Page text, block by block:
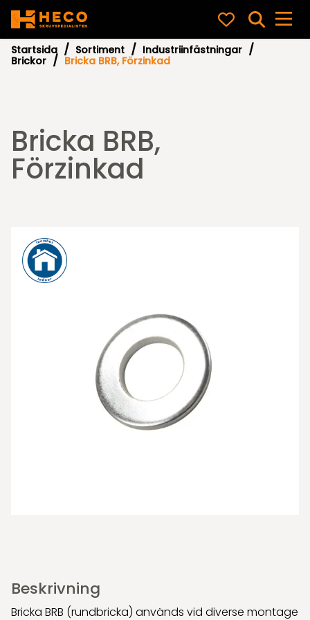
Startsida Sortiment
Industriinfästningar
Brickor
Bricka BRB, Förzinkad
Bricka BRB,
Förzinkad
Beskrivning
Bricka BRB (rundbricka) används vid diverse montage